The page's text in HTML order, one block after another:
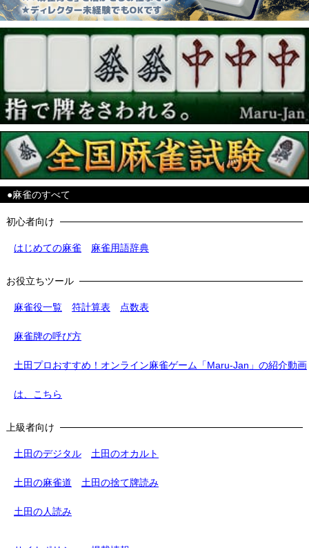
●麻雀のすべて
初心者向け
はじめての麻雀 麻雀用語辞典
お役立ちツール
麻雀役一覧 符計算表 点数表
麻雀牌の呼び方
土田プロおすすめ！オンライン麻雀ゲーム「Maru-Jan」の紹介動画
は、こちら
上級者向け
土田のデジタル 土田のオカルト
土田の麻雀道 土田の捨て牌読み
土田の人読み